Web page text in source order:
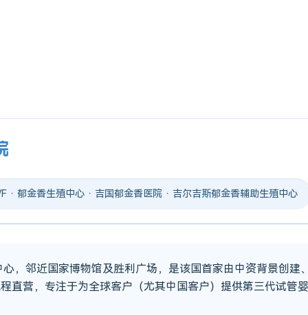
· 郁金香生殖中心 · 吉国郁金香医院 · 吉尔吉斯郁金香辅助生殖中心
，邻近国家博物馆及胜利广场，是该国首家由中资背景创建
直营，专注于为全球客户（尤其中国客户）提供第三代试管